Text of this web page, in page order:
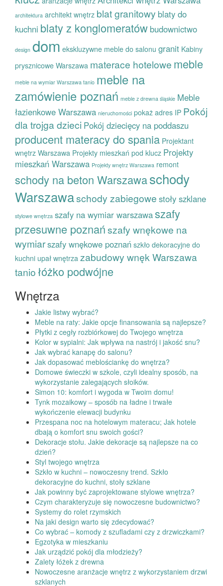
architektura architekt wnętrz blat granitowy blaty do
kuchni blaty z konglomeratów budownictwo
design dom ekskluzywne meble do salonu granit Kabiny
prysznicowe Warszawa materace hotelowe meble
meble na wymiar Warszawa tanio meble na
zamówienie poznań meble z drewna śląskie Meble
łazienkowe Warszawa nieruchomości pokaż adres IP Pokój
dla trojga dzieci Pokój dziecięcy na poddaszu
producent materacy do spania Projektant
wnętrz Warszawa Projekty mieszkań pod klucz Projekty
mieszkań Warszawa Projekty wnętrz Warszawa remont
schody na beton Warszawaschody
Warszawaschody zabiegowe stoły szklane
stylowe wnętrza szafy na wymiar warszawaszafy
przesuwne poznańszafy wnękowe na
wymiarszafy wnękowe poznań szkło dekoracyjne do
kuchni upał wnętrza zabudowy wnęk Warszawa
tanio łóżko podwójne
Wnętrza
Jakie listwy wybrać?
Meble na raty: Jakie opcje finansowania są najlepsze?
Płytki z cegły rozbiórkowej do Twojego wnętrza
Kolor w sypialni: Jak wpływa na nastrój i jakość snu?
Jak wybrać kanapę do salonu?
Jak dopasować meblościankę do wnętrza?
Domowe świeczki w szkole, czyli idealny sposób, na
wykorzystanie zalegających słoików.
Simon 10: komfort i wygoda w Twoim domu!
Tynk mozaikowy – sposób na ładne i trwałe
wykończenie elewacji budynku
Przespana noc na hotelowym materacu; Jak hotele
dbają o komfort snu swoich gości?
Dekoracje stołu. Jakie dekoracje są najlepsze na co
dzień?
Styl twojego wnętrza
Szkło w kuchni – nowoczesny trend. Szkło
dekoracyjne do kuchni, stoły szklane
Jak powinny być zaprojektowane stylowe wnętrza?
Czym charakteryzuje się nowoczesne budownictwo?
Systemy do rolet rzymskich
Na jaki design warto się zdecydować?
Co wybrać – komody z szufladami czy z drzwiczkami?
Egzotyka w mieszkaniu
Jak urządzić pokój dla młodzieży?
Zalety łóżek z drewna
Nowoczesne aranżacje wnętrz z wykorzystaniem drzwi
szklanych